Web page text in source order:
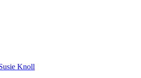
Knoll